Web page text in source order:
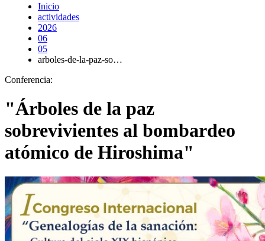
Inicio
actividades
2026
06
05
arboles-de-la-paz-so…
Conferencia:
"Árboles de la paz
sobrevivientes al bombardeo
atómico de Hiroshima"